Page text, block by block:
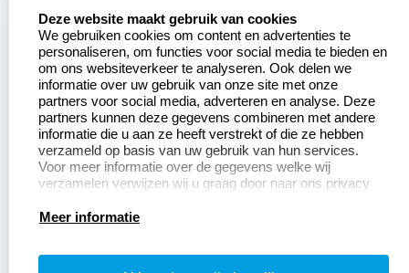
Aanvraag op maat
Betaling &
Verzending
Wederverkoper
worden
Sale
Contact opnemen
Veel gestelde vragen
Retourneren
Herroepingsrecht
Productinformatie:
Instructiepagina
Deze website maakt gebruik van cookies
We gebruiken cookies om content en advertenties te
personaliseren, om functies voor social media te bieden en
om ons websiteverkeer te analyseren. Ook delen we
informatie over uw gebruik van onze site met onze
partners voor social media, adverteren en analyse. Deze
partners kunnen deze gegevens combineren met andere
informatie die u aan ze heeft verstrekt of die ze hebben
verzameld op basis van uw gebruik van hun services.
Voor meer informatie over de gegevens welke wij
verzamelen verwijzen wij u graag door naar ons privacy
Meer informatie